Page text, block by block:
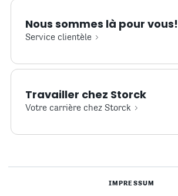
Nous sommes là pour vous!
Service clientèle
Travailler chez Storck
Votre carrière chez Storck
IMPRESSUM